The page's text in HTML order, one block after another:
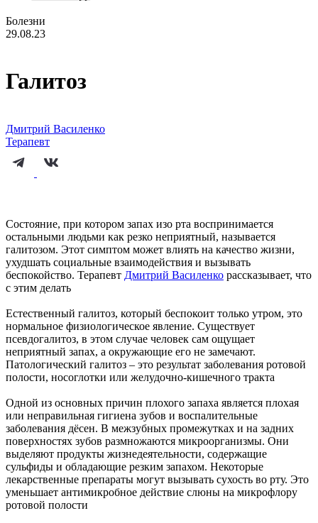
Болезни
29.08.23
Галитоз
Дмитрий Василенко
Терапевт
Состояние, при котором запах изо рта воспринимается
остальными людьми как резко неприятный, называется
галитозом. Этот симптом может влиять на качество жизни,
ухудшать социальные взаимодействия и вызывать
беспокойство. Терапевт Дмитрий Василенко рассказывает, что
с этим делать
Естественный галитоз, который беспокоит только утром, это
нормальное физиологическое явление. Существует
псевдогалитоз, в этом случае человек сам ощущает
неприятный запах, а окружающие его не замечают.
Патологический галитоз – это результат заболевания ротовой
полости, носоглотки или желудочно-кишечного тракта
Одной из основных причин плохого запаха является плохая
или неправильная гигиена зубов и воспалительные
заболевания дёсен. В межзубных промежутках и на задних
поверхностях зубов размножаются микроорганизмы. Они
выделяют продукты жизнедеятельности, содержащие
сульфиды и обладающие резким запахом. Некоторые
лекарственные препараты могут вызывать сухость во рту. Это
уменьшает антимикробное действие слюны на микрофлору
ротовой полости